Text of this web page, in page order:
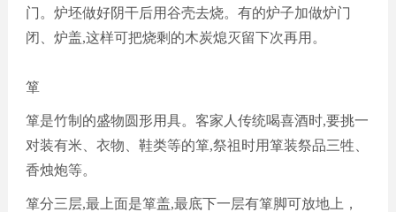
门。炉坯做好阴干后用谷壳去烧。有的炉子加做炉门
闭、炉盖,这样可把烧剩的木炭熄灭留下次再用。
箪
箪是竹制的盛物圆形用具。客家人传统喝喜酒时,要挑一
对装有米、衣物、鞋类等的箪,祭祖时用箪装祭品三牲、
香烛炮等。
箪分三层,最上面是箪盖,最底下一层有箪脚可放地上，